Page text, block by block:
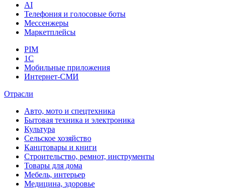
AI
Телефония и голосовые боты
Мессенжеры
Маркетплейсы
PIM
1C
Мобильные приложения
Интернет-СМИ
Отрасли
Авто, мото и спецтехника
Бытовая техника и электроника
Культура
Сельское хозяйство
Канцтовары и книги
Строительство, ремнот, инструменты
Товары для дома
Мебель, интерьер
Медицина, здоровье